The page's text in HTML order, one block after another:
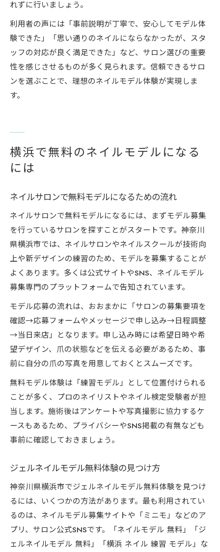
れずに行いましょう。
利用者の声には「事前説明が丁寧で、安心してモデル体
験できた」「思い通りのネイルにならなかったが、スタ
ッフの対応が良く満足できた」など、サロン選びの重要
性を感じさせるものが多く見られます。信頼できるサロ
ンを選ぶことで、理想のネイルモデル体験が実現しま
す。
横浜で無料のネイルモデルになる
には
ネイルサロンで無料モデルになるための流れ
ネイルサロンで無料モデルになるには、まずモデル募集
を行っているサロンを探すことがスタートです。神奈川
県横浜市では、ネイルサロンやネイルスクールが技術向
上や新デザインの練習のため、モデルを募集することが
よくあります。多くは公式サイトやSNS、ネイルモデル
募集専門のプラットフォームで告知されています。
モデル応募の流れは、おおまかに「サロンの募集要項を
確認→応募フォームやメッセージで申し込み→日程調整
→当日来店」となります。申し込み時には希望日時や希
望デザイン、爪の状態などを伝える必要があるため、事
前に自分の爪の写真を用意しておくとスムーズです。
無料モデル体験は「練習モデル」として位置付けられる
ことが多く、プロのネイリストやネイル検定受験者が担
当します。施術後はアンケートや写真撮影に協力するケ
ースもあるため、プライバシーやSNS掲載の有無なども
事前に確認しておきましょう。
ジェルネイルモデル無料体験の見つけ方
神奈川県横浜市でジェルネイルモデル無料体験を見つけ
るには、いくつかの方法があります。最も利用されてい
るのは、ネイルモデル募集サイトや「ミニモ」などのア
プリ、サロン公式SNSです。「ネイルモデル 無料」「ジ
ェルネイルモデル 無料」「横浜 ネイル 練習 モデル」な